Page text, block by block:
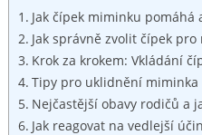
Jak čípek miminku pomáhá
Jak správně zvolit čípek
Krok za krokem: Vkládání
Tipy pro uklidnění
Nejčastější obavy rodičů a
Jak reagovat na vedlejší